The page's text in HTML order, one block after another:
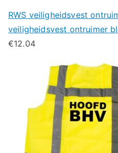
RWS veiligheidsvest
veiligheidsvest ontruimer
€12.04